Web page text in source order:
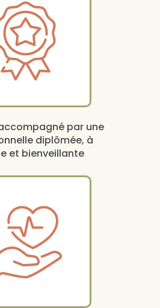
par une
diplômée, à
et bienveillante